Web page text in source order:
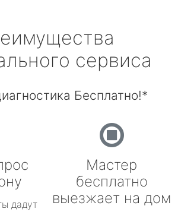
сервиса
Бесплатно!*
дадут
Мастер
бесплатно
выезжает на дом